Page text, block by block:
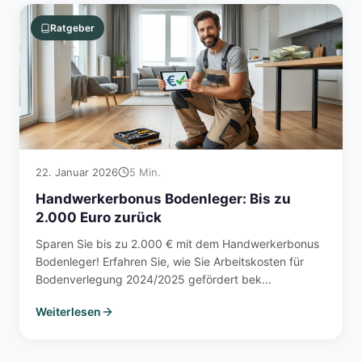
Ratgeber
22. Januar 2026 5 Min.
Handwerkerbonus Bodenleger: Bis zu
2.000 Euro zurück
Sparen Sie bis zu 2.000 € mit dem Handwerkerbonus
Bodenleger! Erfahren Sie, wie Sie Arbeitskosten für
Bodenverlegung 2024/2025 gefördert bek...
Weiterlesen